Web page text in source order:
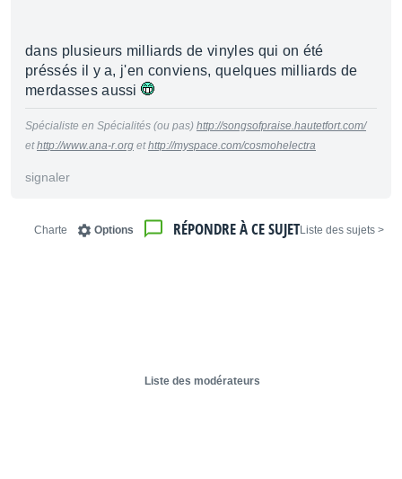
dans plusieurs milliards de vinyles qui on été
préssés il y a, j'en conviens, quelques milliards de
merdasses aussi
Spécialiste en Spécialités (ou pas) http://songsofpraise.hautetfort.com/
ethttp://www.ana-r.org ethttp://myspace.com/cosmohelectra
signaler
< Liste des sujets
RÉPONDRE À CE SUJET
Options
Charte
Liste des modérateurs